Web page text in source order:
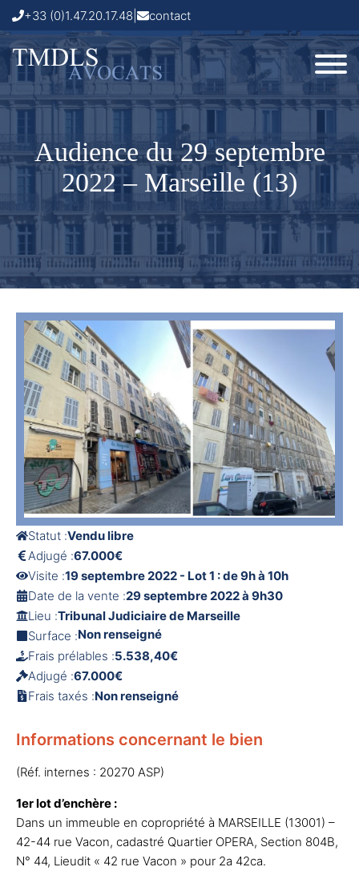
+33 (0)1.47.20.17.48 contact
Audience du 29 septembre
2022 – Marseille (13)
Statut :Vendu libre
Adjugé :67.000€
Visite :19 septembre 2022 - Lot 1 : de 9h à 10h
Date de la vente :29 septembre 2022 à 9h30
Lieu :Tribunal Judiciaire de Marseille
Surface :Non renseigné
Frais prélables :5.538,40€
Adjugé :67.000€
Frais taxés :Non renseigné
Informations concernant le bien
(Réf. internes : 20270 ASP)
1er lot d’enchère :
Dans un immeuble en copropriété à MARSEILLE (13001) –
42-44 rue Vacon, cadastré Quartier OPERA, Section 804B,
N° 44, Lieudit « 42 rue Vacon » pour 2a 42ca.